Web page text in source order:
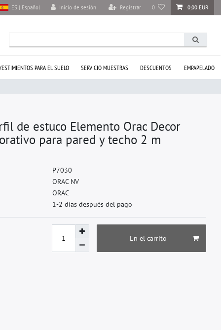
Inicio de sesión Registrar 0 0,00 EUR
ES | Español
PARA EL SUELO SERVICIO MUESTRAS DESCUENTOS EMPAPELADO
de estuco Elemento Orac Decor
para pared y techo 2 m
P7030
ORAC NV
ORAC
1-2 días después del pago
En el carrito